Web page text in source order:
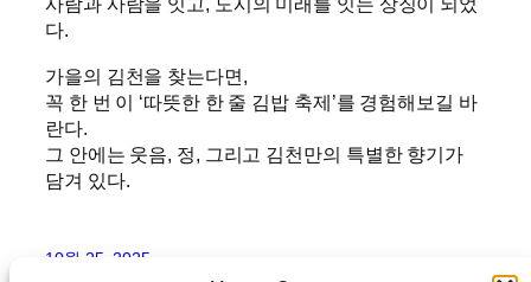
다.
가을의 김천을 찾는다면,
꼭 한 번 이 ‘따뜻한 한 줄 김밥 축제’를 경험해보길 바
란다.
그 안에는 웃음, 정, 그리고 김천만의 특별한 향기가
담겨 있다.
10월 25, 2025